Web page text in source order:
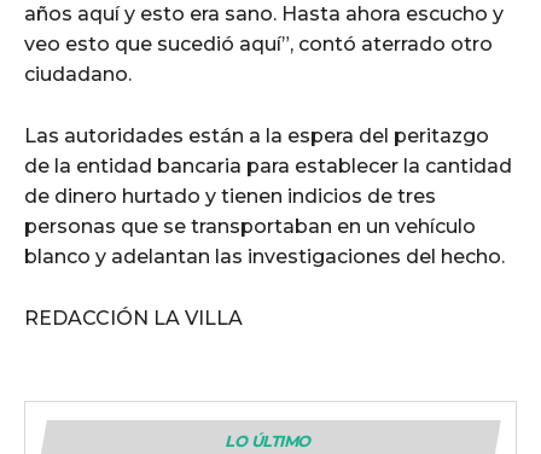
años aquí y esto era sano. Hasta ahora escucho y
veo esto que sucedió aquí”, contó aterrado otro
ciudadano.
Las autoridades están a la espera del peritazgo
de la entidad bancaria para establecer la cantidad
de dinero hurtado y tienen indicios de tres
personas que se transportaban en un vehículo
blanco y adelantan las investigaciones del hecho.
REDACCIÓN LA VILLA
LO ÚLTIMO